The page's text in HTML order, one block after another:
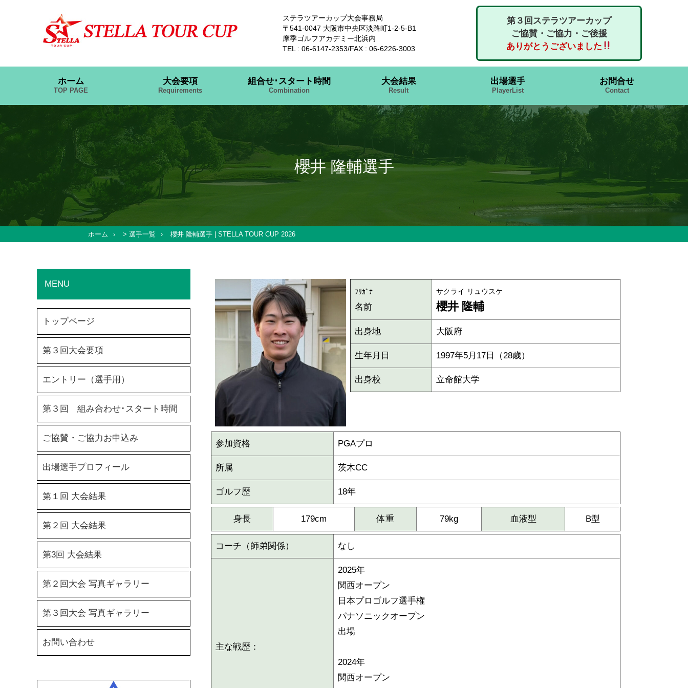
ステラツアーカップ大会事務局
〒541-0047 大阪市中央区淡路町1-2-5-B1
摩季ゴルフアカデミー北浜内
TEL : 06-6147-2353/FAX : 06-6226-3003
第３回ステラツアーカップ
ご協賛・ご協力・ご後援
ありがとうございました
ホーム
TOP PAGE
大会要項
Requirements
組合せ･スタート時間
Combination
大会結果
Result
出場選手
PlayerList
お問合せ
Contact
櫻井 隆輔選手
ホーム > 選手一覧 櫻井 隆輔選手 | STELLA TOUR CUP 2026
MENU
トップページ
第３回大会要項
エントリー（選手用）
第３回 組み合わせ･スタート時間
ご協賛・ご協力お申込み
出場選手プロフィール
第１回 大会結果
第２回 大会結果
第3回 大会結果
第２回大会 写真ギャラリー
第３回大会 写真ギャラリー
お問い合わせ
ﾌﾘｶﾞﾅ
名前
サクライ リュウスケ
櫻井 隆輔
出身地 大阪府
生年月日 1997年5月17日（28歳）
出身校 立命館大学
参加資格 PGAプロ
所属 茨木CC
ゴルフ歴 18年
身長 179cm 体重 79kg 血液型 B型
コーチ（師弟関係） なし
主な戦歴：
2025年
関西オープン
日本プロゴルフ選手権
パナソニックオープン
出場
2024年
関西オープン